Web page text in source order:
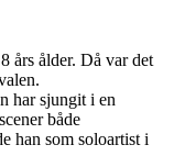
års ålder. Då var det
har sjungit i en
både
han som soloartist i